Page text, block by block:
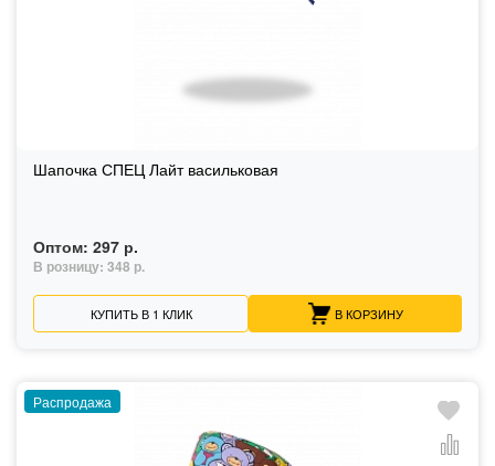
Шапочка СПЕЦ Лайт васильковая
Оптом: 297 р.
В розницу: 348 р.
КУПИТЬ В 1 КЛИК В КОРЗИНУ
Распродажа